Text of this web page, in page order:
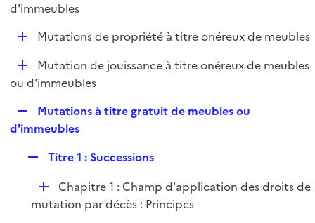
e
r
lé
e
r
d'immeubles
D
l
r
Mutations de propriété à titre onéreux de meubles
D
é
i
Mutation de jouissance à titre onéreux de meubles
ou d'immeubles
e
l
r
Mutations à titre gratuit de meubles ou
d'immeubles
p
l
Titre 1 : Successions
D
é
Chapitre 1 : Champ d'application des droits de
mutation par décès : Principes